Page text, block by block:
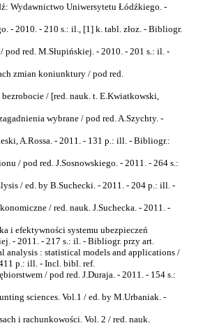
Wydawnictwo Uniwersytetu Łódźkiego. -
- 2010. - 210 s.: il., [1] k. tabl. złoz. - Bibliogr.
red. M.Słupińskiej. - 2010. - 201 s.: il. -
zmian koniunktury / pod red.
/ [red. nauk. t. E.Kwiatkowski,
wybrane / pod red. A.Szychty. -
A.Rossa. - 2011. - 131 p.: ill. - Bibliogr.:
/ pod red. J.Sosnowskiego. - 2011. - 264 s.:
/ ed. by B.Suchecki. - 2011. - 204 p.: ill. -
/ red. nauk. J.Suchecka. - 2011. -
i efektywności systemu ubezpieczeń
- 2011. - 217 s.: il. - Bibliogr. przy art.
: statistical models and applications /
p.: ill. - Incl. bibl. ref.
/ pod red. J.Duraja. - 2011. - 154 s.:
sciences. Vol.1 / ed. by M.Urbaniak. -
i rachunkowości. Vol. 2 / red. nauk.